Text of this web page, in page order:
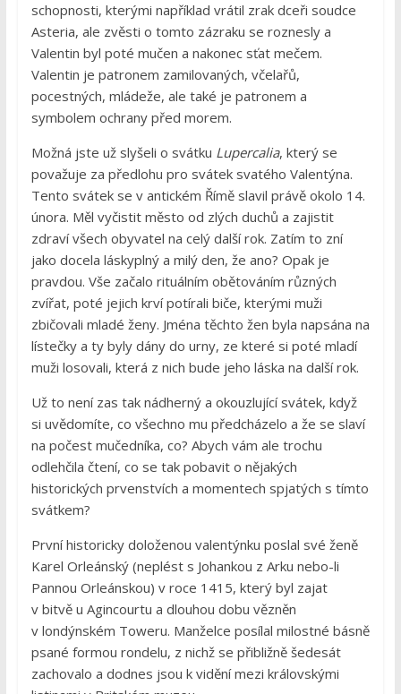
schopnosti, kterými například vrátil zrak dceři soudce
Asteria, ale zvěsti o tomto zázraku se roznesly a
Valentin byl poté mučen a nakonec sťat mečem.
Valentin je patronem zamilovaných, včelařů,
pocestných, mládeže, ale také je patronem a
symbolem ochrany před morem.
Možná jste už slyšeli o svátku Lupercalia, který se
považuje za předlohu pro svátek svatého Valentýna.
Tento svátek se v antickém Římě slavil právě okolo 14.
února. Měl vyčistit město od zlých duchů a zajistit
zdraví všech obyvatel na celý další rok. Zatím to zní
jako docela láskyplný a milý den, že ano? Opak je
pravdou. Vše začalo rituálním obětováním různých
zvířat, poté jejich krví potírali biče, kterými muži
zbičovali mladé ženy. Jména těchto žen byla napsána na
lístečky a ty byly dány do urny, ze které si poté mladí
muži losovali, která z nich bude jeho láska na další rok.
Už to není zas tak nádherný a okouzlující svátek, když
si uvědomíte, co všechno mu předcházelo a že se slaví
na počest mučedníka, co? Abych vám ale trochu
odlehčila čtení, co se tak pobavit o nějakých
historických prvenstvích a momentech spjatých s tímto
svátkem?
První historicky doloženou valentýnku poslal své ženě
Karel Orleánský (neplést s Johankou z Arku nebo-li
Pannou Orleánskou) v roce 1415, který byl zajat
v bitvě u Agincourtu a dlouhou dobu vězněn
v londýnském Toweru. Manželce posílal milostné básně
psané formou rondelu, z nichž se přibližně šedesát
zachovalo a dodnes jsou k vidění mezi královskými